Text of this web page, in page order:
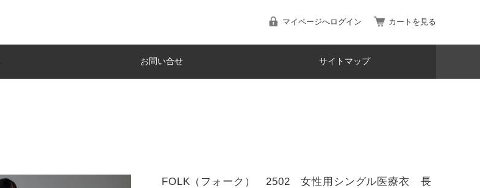
マイページへログイン カートを見る
お問い合せ サイトマップ
FOLK（フォーク） 2502 女性用シングル医療衣 長